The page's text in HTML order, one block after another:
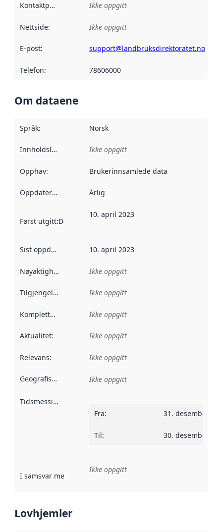
Kontaktpunkt Ikke oppgitt
Nettside: Ikke oppgitt
E-post: support@landbruksdirektoratet.no
Telefon: 78606000
Om dataene
Språk: Norsk
Innholdsleverandører :
Ikke oppgitt
Opphav: Brukerinnsamlede data
Oppdateringsfrekvens :
Årlig
Først utgitt:Denne datoen sier når dataene i dette
10. april 2023
Sist oppdatert 10. april 2023
Nøyaktighet Ikke oppgitt
Tilgjengelighet Ikke oppgitt
Kompletthet Ikke oppgitt
Aktualitet: Ikke oppgitt
Relevans: Ikke oppgitt
Geografisk avgrensning :
Ikke oppgitt
Tidsmessig avgrensning
Fra: 31. desember
Til: 30. desember
I samsvar med Referanse til en implementasjonsregel
Ikke oppgitt
Lovhjemler